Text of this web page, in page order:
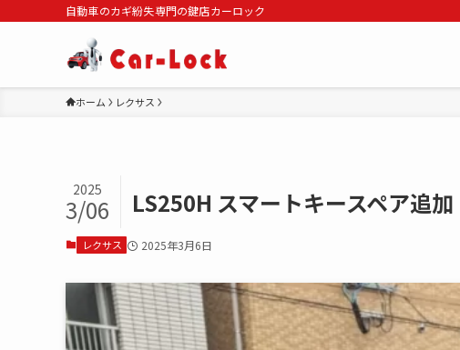
自動車のカギ紛失専門の鍵店カーロック
ホーム レクサス
LS250H スマートキースペア追加
2025
3/06
レクサス 2025年3月6日